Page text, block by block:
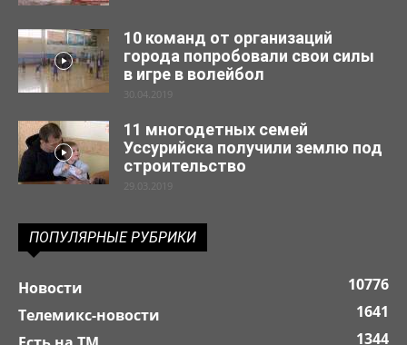
10 команд от организаций
города попробовали свои силы
в игре в волейбол
30.04.2019
11 многодетных семей
Уссурийска получили землю под
строительство
29.03.2019
ПОПУЛЯРНЫЕ РУБРИКИ
Новости
10776
Телемикс-новости
1641
1344